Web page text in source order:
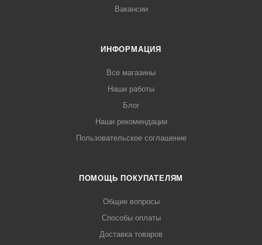
Вакансии
ИНФОРМАЦИЯ
Все магазины
Наши работы
Блог
Наши рекомендации
Пользовательское соглашение
ПОМОЩЬ ПОКУПАТЕЛЯМ
Общие вопросы
Способы оплаты
Доставка товаров